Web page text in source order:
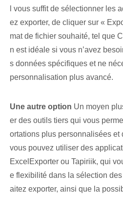
l vous suffit de sélectionner les
ez exporter, de cliquer sur «
mat de fichier souhaité, tel que
n est idéale si vous n’avez
s données spécifiques et ne
personnalisation plus avancé.
Une autre option Un moyen
er des outils tiers qui vous
ortations plus personnalisées et
vous pouvez utiliser des
ExcelExporter ou Tapiriik, qui
e flexibilité dans la sélection
aitez exporter, ainsi que la